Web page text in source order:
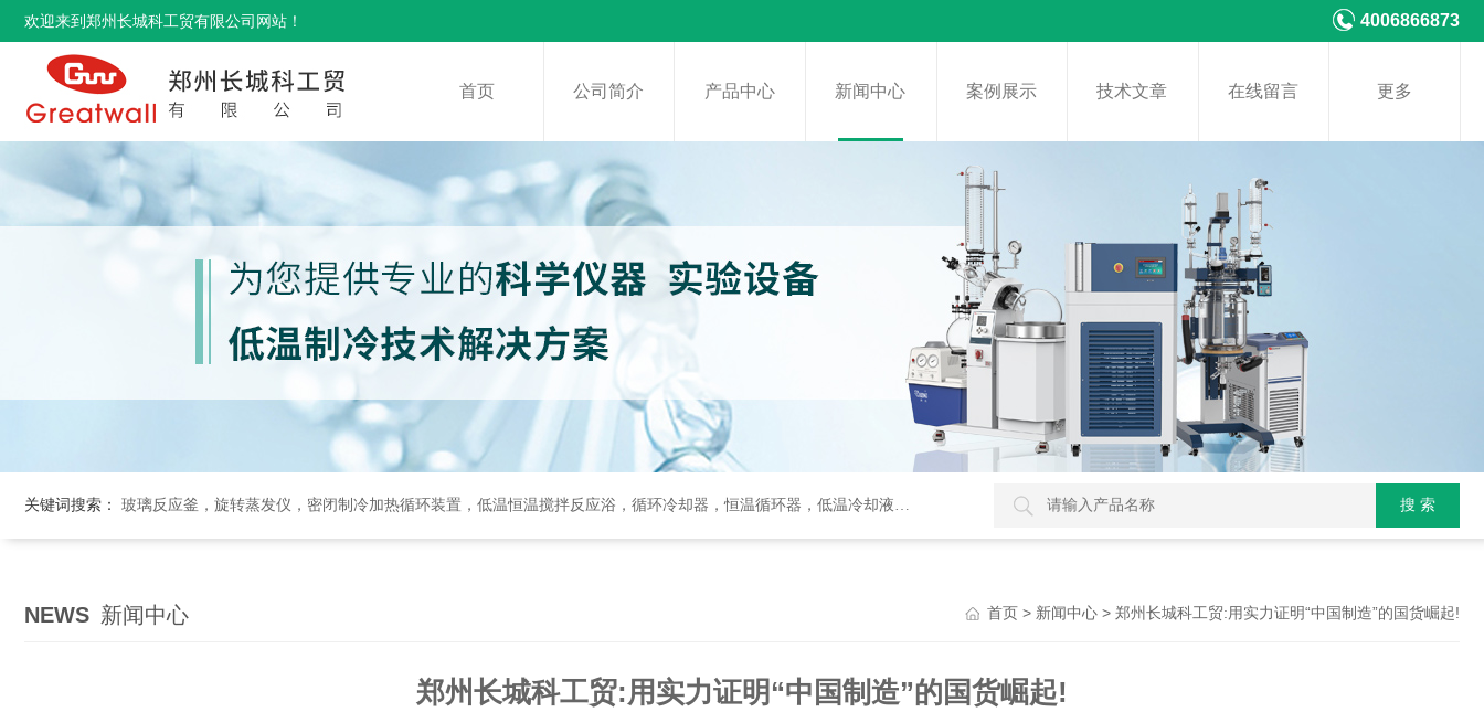
欢迎来到郑州长城科工贸有限公司网站！ 4006866873
首页 公司简介 产品中心 新闻中心 案例展示 技术文章 在线留言 更多
关键词搜索： 玻璃反应釜，旋转蒸发仪，密闭制冷加热循环装置，低温恒温搅拌反应浴，循环冷却器，恒温循环器，低温冷却液循环泵，循环水式多用真空泵，集热式恒温磁力搅拌浴等
NEWS 新闻中心 首页 > 新闻中心 > 郑州长城科工贸:用实力证明“中国制造”的国货崛起!
郑州长城科工贸:用实力证明“中国制造”的国货崛起!